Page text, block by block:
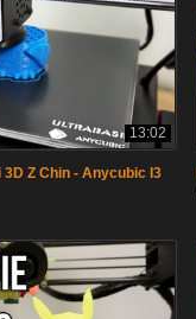
13:02
Z Chin - Anycubic I3